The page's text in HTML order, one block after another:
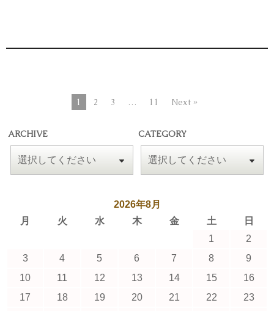
1 2 3 … 11 Next »
ARCHIVE CATEGORY
2026年8月
月
火 水 木 金 土 日
1
2
3
4 5 6 7 8
9
10
11 12 13 14 15
16
17
18 19 20 21 22
23